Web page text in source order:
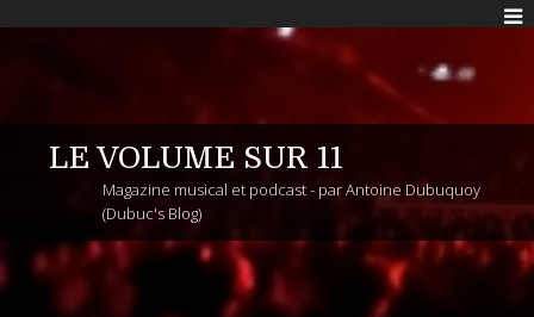
LE VOLUME SUR 11
Magazine musical et podcast - par Antoine Dubuquoy
(Dubuc's Blog)